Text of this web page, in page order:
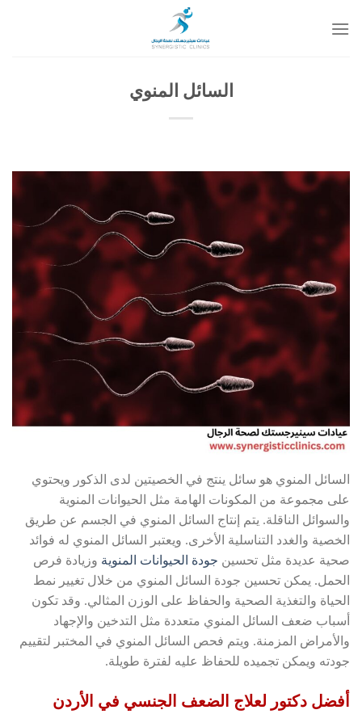
للمحتوى
السائل المنوي
السائل المنوي هو سائل ينتج في الخصيتين لدى الذكور ويحتوي
على مجموعة من المكونات الهامة مثل الحيوانات المنوية
والسوائل الناقلة. يتم إنتاج السائل المنوي في الجسم عن طريق
الخصية والغدد التناسلية الأخرى. ويعتبر السائل المنوي له فوائد
صحية عديدة مثل تحسين جودة الحيوانات المنوية وزيادة فرص
الحمل. يمكن تحسين جودة السائل المنوي من خلال تغيير نمط
الحياة والتغذية الصحية والحفاظ على الوزن المثالي. وقد تكون
أسباب ضعف السائل المنوي متعددة مثل التدخين والإجهاد
والأمراض المزمنة. ويتم فحص السائل المنوي في المختبر لتقييم
جودته ويمكن تجميده للحفاظ عليه لفترة طويلة.
أفضل دكتور لعلاج الضعف الجنسي في الأردن